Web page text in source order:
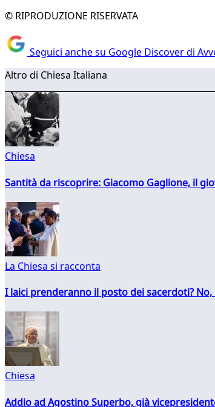
© RIPRODUZIONE RISERVATA
Seguici anche su Google Discover di
Altro di Chiesa Italiana
Chiesa
Santità da riscoprire: Giacomo Gaglione, il
La Chiesa si racconta
I laici prenderanno il posto dei sacerdoti?
Chiesa
Addio ad Agostino Superbo, già